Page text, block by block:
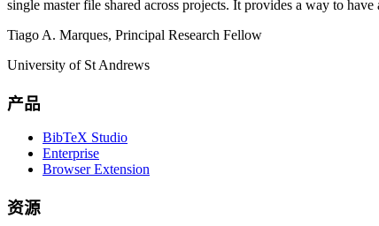
single master file shared across projects. It provides a way to
Tiago A. Marques, Principal Research Fellow
University of St Andrews
产品
BibTeX Studio
Enterprise
Browser Extension
资源